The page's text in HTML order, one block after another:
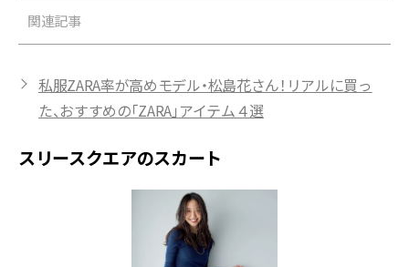
関連記事
私服ZARA率が高めモデル・松島花さん！リアルに買っ
た、おすすめの「ZARA」アイテム４選
スリースクエアのスカート